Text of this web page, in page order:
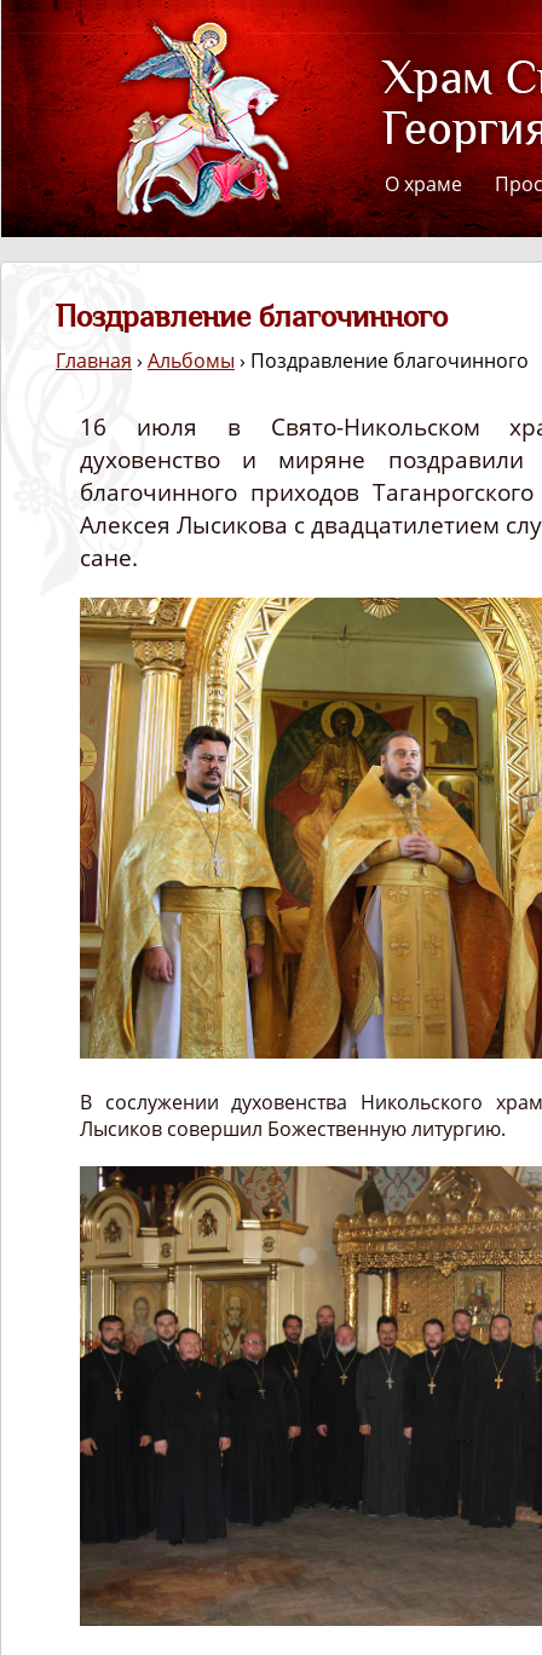
О храме
Поздравление благочинного
Главная › Альбомы › Поздравление благочинного
16 июля в Свято-Никольском
духовенство и миряне поздравили
благочинного приходов
Алексея Лысикова с двадцатилетием
сане.
В сослужении духовенства Никольского
Лысиков совершил Божественную литургию.